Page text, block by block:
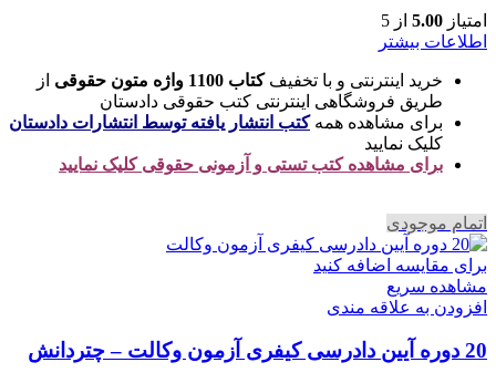
امتیاز 5.00 از 5
اطلاعات بیشتر
خرید اینترنتی و با تخفیفکتاب 1100 واژه متون حقوقی
از
طریق فروشگاهی اینترنتی کتب حقوقی دادستان
برای مشاهده همهکتب انتشار یافته توسط انتشارات دادستان
کلیک نمایید
برای مشاهده کتب تستی و آزمونی حقوقی کلیک نمایید
اتمام موجودی
برای مقایسه اضافه کنید
مشاهده سریع
افزودن به علاقه مندی
20 دوره آیین دادرسی کیفری آزمون وکالت – چتردانش